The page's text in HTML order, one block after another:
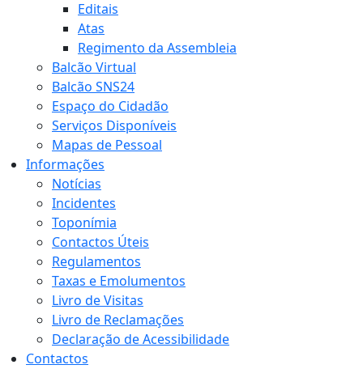
Editais
Atas
Regimento da Assembleia
Balcão Virtual
Balcão SNS24
Espaço do Cidadão
Serviços Disponíveis
Mapas de Pessoal
Informações
Notícias
Incidentes
Toponímia
Contactos Úteis
Regulamentos
Taxas e Emolumentos
Livro de Visitas
Livro de Reclamações
Declaração de Acessibilidade
Contactos